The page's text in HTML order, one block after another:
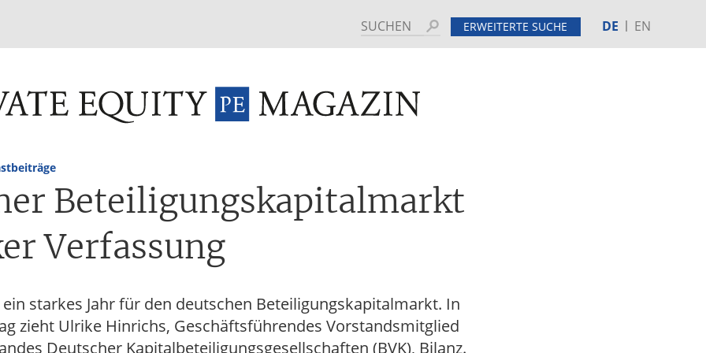
Suchen ERWEITERTE SUCHE DE EN
INVESTMENT FUNDS M&A TAX GLOSSAR TERMINE HINTERGRUND
Beteiligungskapitalmarkt
Verfassung
starkes Jahr für den deutschen Beteiligungskapitalmarkt. In
zieht Ulrike Hinrichs, Geschäftsführendes Vorstandsmitglied
Deutscher Kapitalbeteiligungsgesellschaften (BVK), Bilanz.